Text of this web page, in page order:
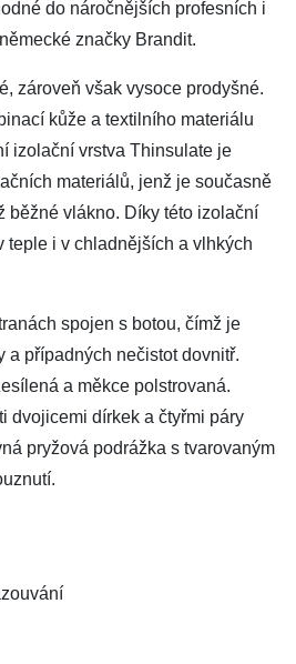
do náročnějších profesních i
značky Brandit.
zároveň však vysoce prodyšné.
kůže a textilního materiálu
izolační vrstva Thinsulate je
materiálů, jenž je současně
běžné vlákno. Díky této izolační
teple i v chladnějších a vlhkých
spojen s botou, čímž je
a případných nečistot dovnitř.
a měkce polstrovaná.
dvojicemi dírkek a čtyřmi páry
pryžová podrážka s tvarovaným